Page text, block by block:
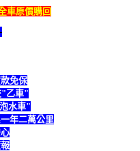
車原價購回
免保
"乙車"
水車"
年二萬公里